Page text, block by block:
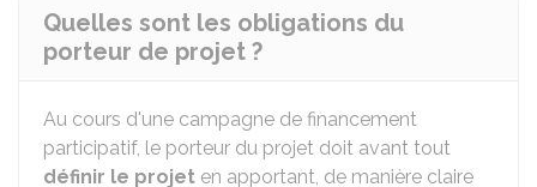
Quelles sont les obligations du
porteur de projet ?
Au cours d'une campagne de financement
participatif, le porteur du projet doit avant tout
définir le projet en apportant, de manière claire